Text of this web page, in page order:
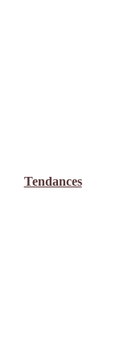
Tendances